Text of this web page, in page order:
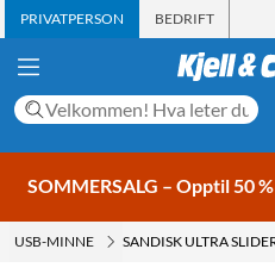
PRIVATPERSON BEDRIFT
SOMMERSALG – Opptil 50 %
USB-MINNE